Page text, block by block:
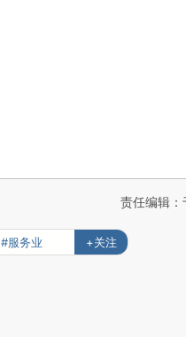
责任编辑
#服务业 +关注